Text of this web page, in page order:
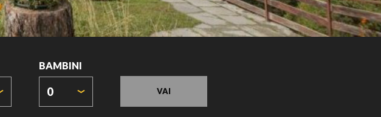
BAMBINI
0 VAI